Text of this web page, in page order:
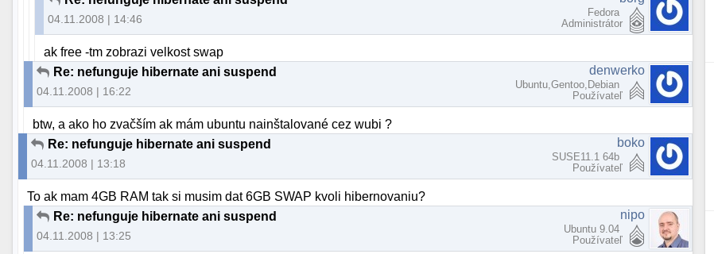
04.11.2008 | 14:46
Fedora
Administrátor
ak free -tm zobrazi velkost swap
Re: nefunguje hibernate ani suspend
04.11.2008 | 16:22
denwerko
Ubuntu,Gentoo,Debian
Používateľ
btw, a ako ho zvačším ak mám ubuntu nainštalované cez wubi ?
Re: nefunguje hibernate ani suspend
04.11.2008 | 13:18
boko
SUSE11.1 64b
Používateľ
To ak mam 4GB RAM tak si musim dat 6GB SWAP kvoli hibernovaniu?
Re: nefunguje hibernate ani suspend
04.11.2008 | 13:25
nipo
Ubuntu 9.04
Používateľ